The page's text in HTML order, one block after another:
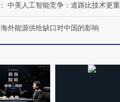
： 中美人工智能竞争：道路比技术更
海外能源供给缺口对中国的影响